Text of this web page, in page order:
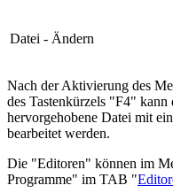
Datei - Ändern
Nach der Aktivierung des
des Tastenkürzels "F4"
hervorgehobene Datei mit
bearbeitet werden.
Die "Editoren" können im
Programme" im TAB "